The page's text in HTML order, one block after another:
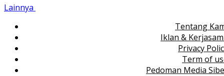
Lainnya
Tentang
Iklan &
Privacy
Term of
Pedoman Media